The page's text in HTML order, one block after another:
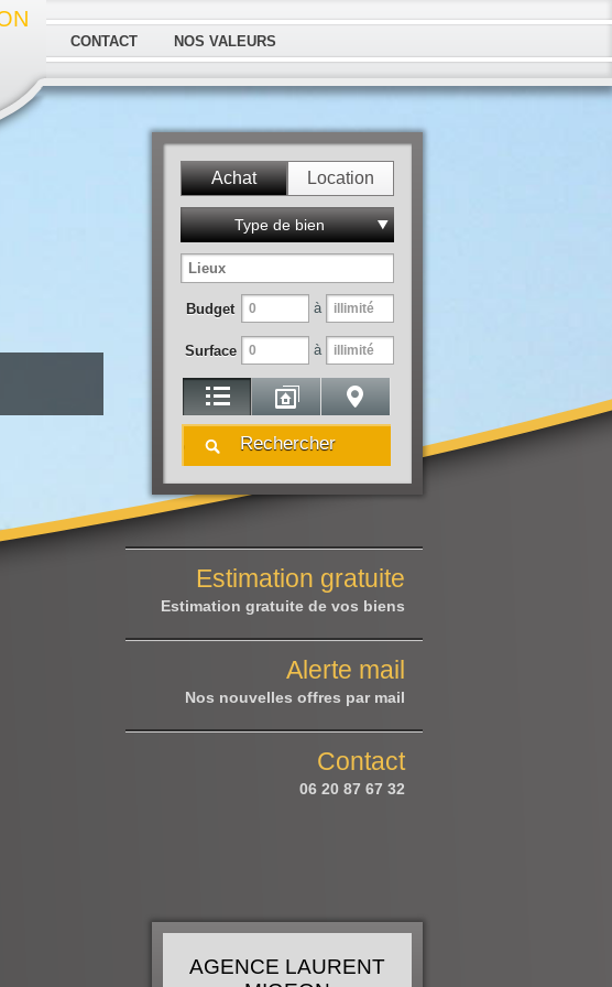
CONTACT NOS VALEURS
Achat Location
Type de bien
Budget à
Surface à
Estimation gratuite
Estimation gratuite de vos biens
Alerte mail
Nos nouvelles offres par mail
Contact
06 20 87 67 32
AGENCE LAURENT